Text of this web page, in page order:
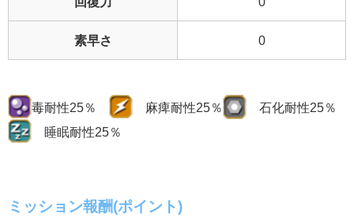
素早さ 0
毒耐性25％ 麻痺耐性25％
石化耐性25％
睡眠耐性25％
ミッション報酬(ポイント)